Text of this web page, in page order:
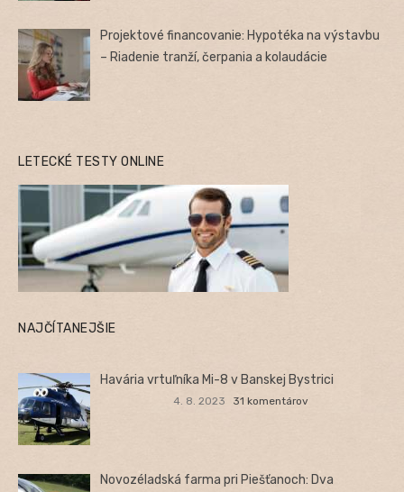
Projektové financovanie: Hypotéka na výstavbu
– Riadenie tranží, čerpania a kolaudácie
LETECKÉ TESTY ONLINE
NAJČÍTANEJŠIE
Havária vrtuľníka Mi-8 v Banskej Bystrici
4. 8. 2023 31 komentárov
Novozéladská farma pri Piešťanoch: Dva